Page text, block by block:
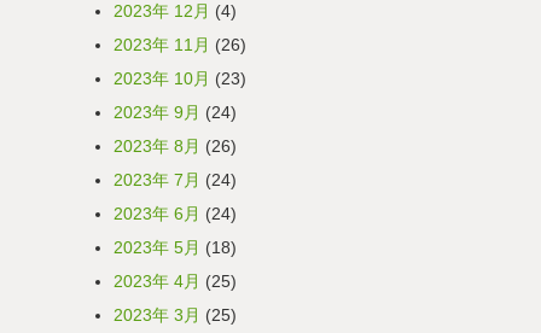
2023年 12月 (4)
2023年 11月 (26)
2023年 10月 (23)
2023年 9月 (24)
2023年 8月 (26)
2023年 7月 (24)
2023年 6月 (24)
2023年 5月 (18)
2023年 4月 (25)
2023年 3月 (25)